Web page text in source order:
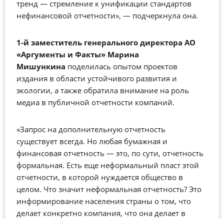
тренд — стремление к унификации стандартов
нефинансовой отчетности», — подчеркнула она.
1-й заместитель генерального директора АО
«Аргументы и Факты» Марина
Мишункина поделилась опытом проектов
издания в области устойчивого развития и
экологии, а также обратила внимание на роль
медиа в публичной отчетности компаний.
«Запрос на дополнительную отчетность
существует всегда. Но любая бумажная и
финансовая отчетность — это, по сути, отчетность
формальная. Есть еще неформальный пласт этой
отчетности, в которой нуждается общество в
целом. Что значит неформальная отчетность? Это
информирование населения страны о том, что
делает конкретно компания, что она делает в